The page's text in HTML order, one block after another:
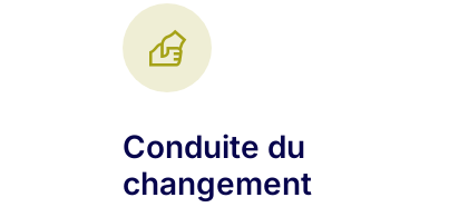
Conduite du
changement